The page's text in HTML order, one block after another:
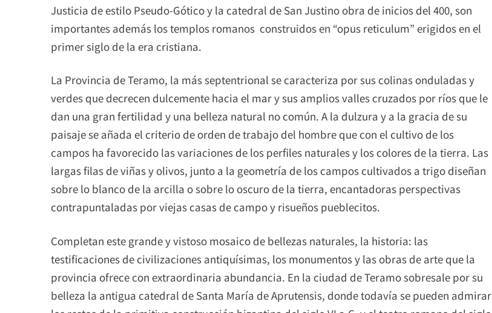
Justicia de estilo Pseudo-Gótico y la catedral de San Justino obra de inicios del 400, son
importantes además los templos romanos construidos en “opus reticulum” erigidos en el
primer siglo de la era cristiana.
La Provincia de Teramo, la más septentrional se caracteriza por sus colinas onduladas y
verdes que decrecen dulcemente hacia el mar y sus amplios valles cruzados por ríos que le
dan una gran fertilidad y una belleza natural no común. A la dulzura y a la gracia de su
paisaje se añada el criterio de orden de trabajo del hombre que con el cultivo de los
campos ha favorecido las variaciones de los perfiles naturales y los colores de la tierra. Las
largas filas de viñas y olivos, junto a la geometría de los campos cultivados a trigo diseñan
sobre lo blanco de la arcilla o sobre lo oscuro de la tierra, encantadoras perspectivas
contrapuntaladas por viejas casas de campo y risueños pueblecitos.
Completan este grande y vistoso mosaico de bellezas naturales, la historia: las
testificaciones de civilizaciones antiquísimas, los monumentos y las obras de arte que la
provincia ofrece con extraordinaria abundancia. En la ciudad de Teramo sobresale por su
belleza la antigua catedral de Santa María de Aprutensis, donde todavía se pueden admirar